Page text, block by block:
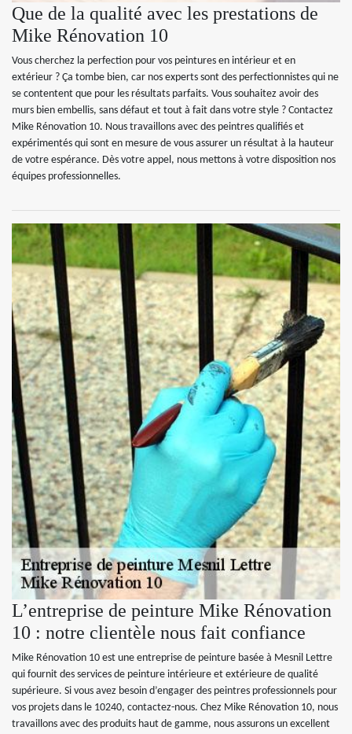
Que de la qualité avec les prestations de
Mike Rénovation 10
Vous cherchez la perfection pour vos peintures en intérieur et en
extérieur ? Ça tombe bien, car nos experts sont des perfectionnistes qui ne
se contentent que pour les résultats parfaits. Vous souhaitez avoir des
murs bien embellis, sans défaut et tout à fait dans votre style ? Contactez
Mike Rénovation 10. Nous travaillons avec des peintres qualifiés et
expérimentés qui sont en mesure de vous assurer un résultat à la hauteur
de votre espérance. Dès votre appel, nous mettons à votre disposition nos
équipes professionnelles.
L’entreprise de peinture Mike Rénovation
10 : notre clientèle nous fait confiance
Mike Rénovation 10 est une entreprise de peinture basée à Mesnil Lettre
qui fournit des services de peinture intérieure et extérieure de qualité
supérieure. Si vous avez besoin d’engager des peintres professionnels pour
vos projets dans le 10240, contactez-nous. Chez Mike Rénovation 10, nous
travaillons avec des produits haut de gamme, nous assurons un excellent